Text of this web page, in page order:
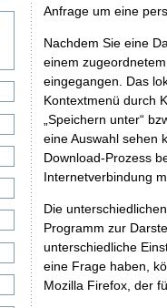
Anfrage um eine
Nachdem Sie eine
einem
eingegangen. Das
Kontextmenü durch
„Speichern unter“
eine Auswahl sehen
Download-Prozess
Internetverbindung
Die
Programm zur
unterschiedliche
eine Frage haben,
Mozilla Firefox, der